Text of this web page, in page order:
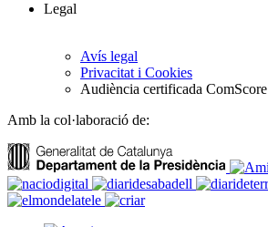
Legal
Avís legal
Privacitat i Cookies
Audiència certificada ComScore
Amb la col·laboració de: